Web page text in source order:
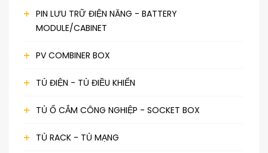
PIN LƯU TRỮ ĐIỆN NĂNG - BATTERY
MODULE/CABINET
PV COMBINER BOX
TỦ ĐIỆN - TỦ ĐIỀU KHIỂN
TỦ Ổ CẮM CÔNG NGHIỆP - SOCKET BOX
TỦ RACK - TỦ MẠNG